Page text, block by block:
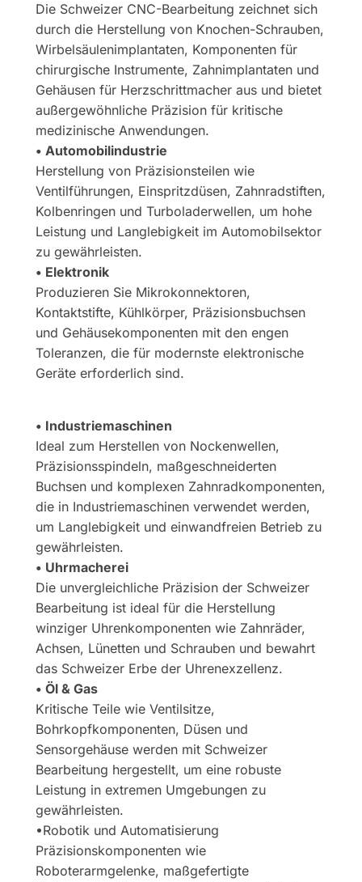
Die Schweizer CNC-Bearbeitung zeichnet sich
durch die Herstellung von Knochen-Schrauben,
Wirbelsäulenimplantaten, Komponenten für
chirurgische Instrumente, Zahnimplantaten und
Gehäusen für Herzschrittmacher aus und bietet
außergewöhnliche Präzision für kritische
medizinische Anwendungen.
• Automobilindustrie
Herstellung von Präzisionsteilen wie
Ventilführungen, Einspritzdüsen, Zahnradstiften,
Kolbenringen und Turboladerwellen, um hohe
Leistung und Langlebigkeit im Automobilsektor
zu gewährleisten.
• Elektronik
Produzieren Sie Mikrokonnektoren,
Kontaktstifte, Kühlkörper, Präzisionsbuchsen
und Gehäusekomponenten mit den engen
Toleranzen, die für modernste elektronische
Geräte erforderlich sind.
• Industriemaschinen
Ideal zum Herstellen von Nockenwellen,
Präzisionsspindeln, maßgeschneiderten
Buchsen und komplexen Zahnradkomponenten,
die in Industriemaschinen verwendet werden,
um Langlebigkeit und einwandfreien Betrieb zu
gewährleisten.
• Uhrmacherei
Die unvergleichliche Präzision der Schweizer
Bearbeitung ist ideal für die Herstellung
winziger Uhrenkomponenten wie Zahnräder,
Achsen, Lünetten und Schrauben und bewahrt
das Schweizer Erbe der Uhrenexzellenz.
• Öl & Gas
Kritische Teile wie Ventilsitze,
Bohrkopfkomponenten, Düsen und
Sensorgehäuse werden mit Schweizer
Bearbeitung hergestellt, um eine robuste
Leistung in extremen Umgebungen zu
gewährleisten.
•Robotik und Automatisierung
Präzisionskomponenten wie
Roboterarmgelenke, maßgefertigte